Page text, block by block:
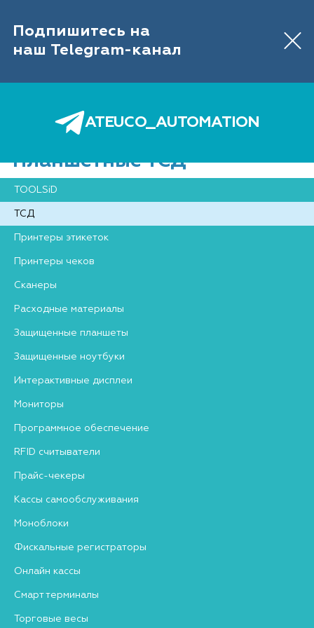
Подпишитесь на
наш Telegram-канал
ATEUCO_AUTOMATION
646 89 26
Каталог ТСД Планшетные ТСД
Планшетные ТСД
TOOLSiD
ТСД
Принтеры этикеток
Принтеры чеков
Сканеры
Расходные материалы
Защищенные планшеты
Защищенные ноутбуки
Интерактивные дисплеи
Мониторы
Программное обеспечение
RFID считыватели
Прайс-чекеры
Кассы самообслуживания
Моноблоки
Фискальные регистраторы
Онлайн кассы
Смарт терминалы
Торговые весы